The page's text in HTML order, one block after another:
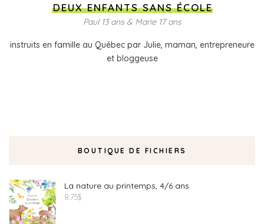
DEUX ENFANTS SANS ÉCOLE
Paul 13 ans & Marie 17 ans
instruits en famille au Québec par Julie, maman, entrepreneure
et bloggeuse
BOUTIQUE DE FICHIERS
La nature au printemps, 4/6 ans
8.75$